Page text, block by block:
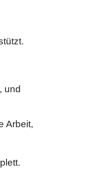
und
Arbeit,